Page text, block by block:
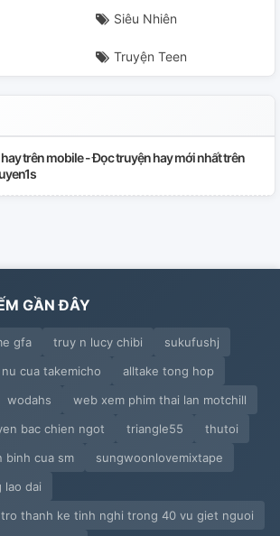
Siêu Nhiên
Truyện Teen
trên mobile - Đọc truyện hay mới nhất trên
GẦN ĐÂY
gfa truy n lucy chibi
sukufushj
cua takemicho
alltake tong hop
wodahs
web xem phim thai lan motchill
bac chien ngot triangle55
thutoi
binh cua sm
sungwoonlovemixtape
lao dai
thanh ke tinh nghi trong 40 vu giet nguoi